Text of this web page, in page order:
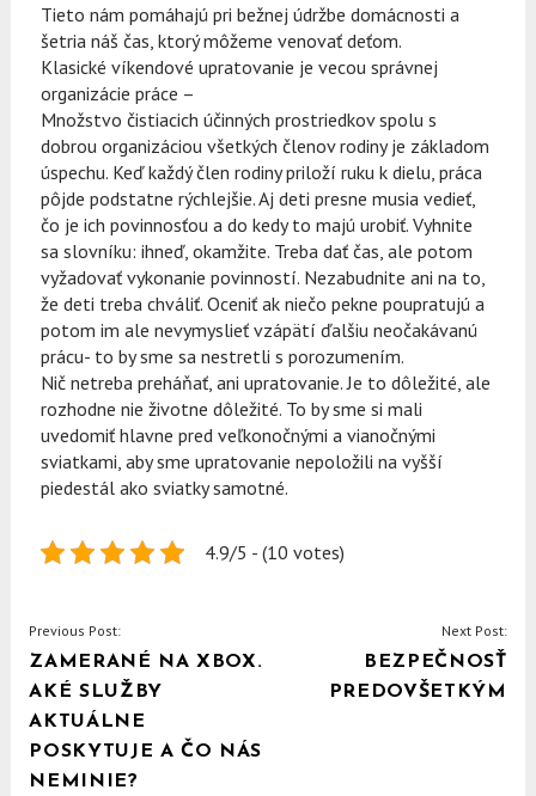
Tieto nám pomáhajú pri bežnej údržbe domácnosti a
šetria náš čas, ktorý môžeme venovať deťom.
Klasické víkendové upratovanie je vecou správnej
organizácie práce –
Množstvo čistiacich účinných prostriedkov spolu s
dobrou organizáciou všetkých členov rodiny je základom
úspechu. Keď každý člen rodiny priloží ruku k dielu, práca
pôjde podstatne rýchlejšie. Aj deti presne musia vedieť,
čo je ich povinnosťou a do kedy to majú urobiť. Vyhnite
sa slovníku: ihneď, okamžite. Treba dať čas, ale potom
vyžadovať vykonanie povinností. Nezabudnite ani na to,
že deti treba chváliť. Oceniť ak niečo pekne poupratujú a
potom im ale nevymyslieť vzápätí ďalšiu neočakávanú
prácu- to by sme sa nestretli s porozumením.
Nič netreba preháňať, ani upratovanie. Je to dôležité, ale
rozhodne nie životne dôležité. To by sme si mali
uvedomiť hlavne pred veľkonočnými a vianočnými
sviatkami, aby sme upratovanie nepoložili na vyšší
piedestál ako sviatky samotné.
4.9/5 - (10 votes)
NAVIGACE
PRO
PŘÍSPĚVEK
Previous Post:
ZAMERANÉ NA XBOX.
AKÉ SLUŽBY
AKTUÁLNE
POSKYTUJE A ČO NÁS
NEMINIE?
Next Post:
BEZPEČNOSŤ
PREDOVŠETKÝM